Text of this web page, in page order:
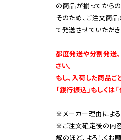
の商品が揃ってからの
そのため、ご注文商
て発送させていただき
都度発送や分割発送
さい。
もし、入荷した商品
「銀行振込」もしくは
※メーカー理由によ
※ご注文確定後の内
解のほど、よろしくお